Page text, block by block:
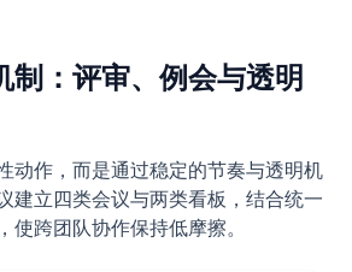
制：评审、例会与透明
动作，而是通过稳定的节奏与透明机
建立四类会议与两类看板，结合统一
使跨团队协作保持低摩擦。